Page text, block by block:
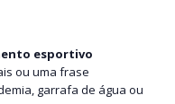
esportivo
ou uma frase
garrafa de água ou